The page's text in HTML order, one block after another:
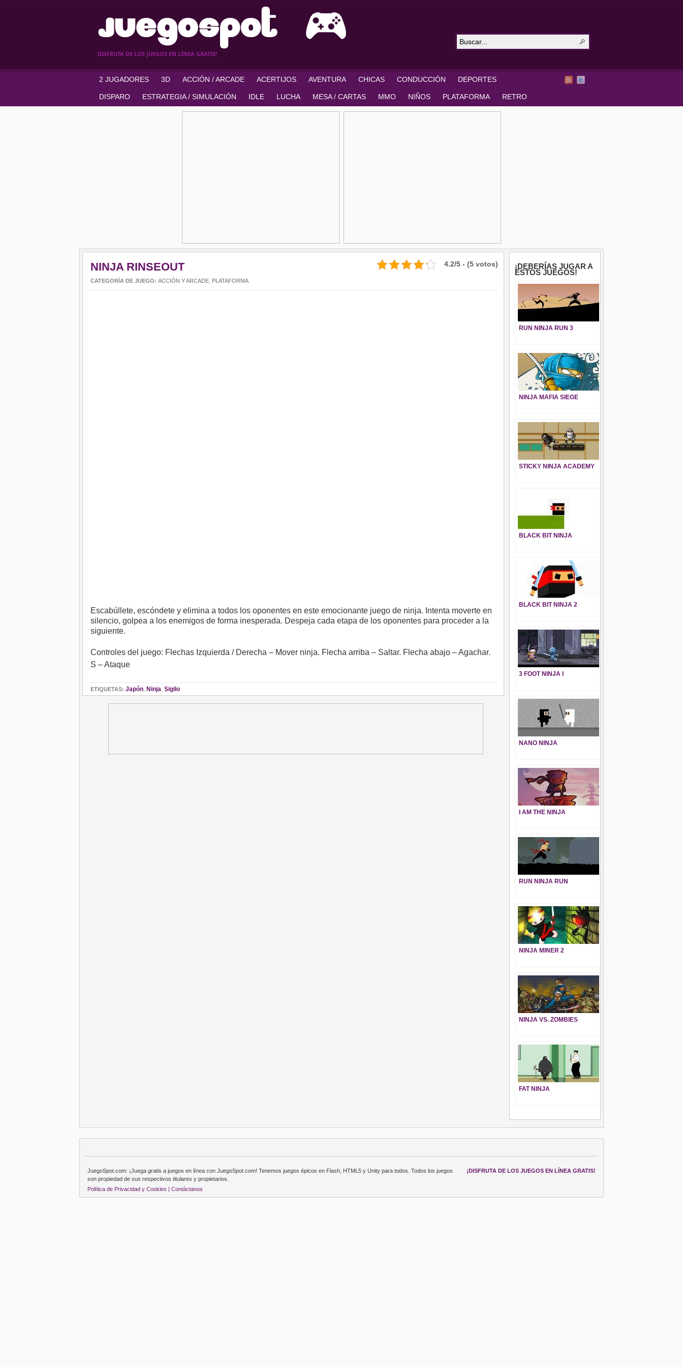
DISFRUTA DE LOS JUEGOS EN LÍNEA GRATIS!
2 JUGADORES 3D ACCIÓN / ARCADE ACERTIJOS AVENTURA CHICAS CONDUCCIÓN DEPORTES
DISPARO ESTRATEGIA / SIMULACIÓN IDLE LUCHA MESA / CARTAS MMO NIÑOS PLATAFORMA RETRO
4.2/5 - (5 votos)
NINJA RINSEOUT
CATEGORÍA DE JUEGO: ACCIÓN Y ARCADE PLATAFORMA
Escabúllete, escóndete y elimina a todos los oponentes en este emocionante juego de ninja. Intenta moverte en
silencio, golpea a los enemigos de forma inesperada. Despeja cada etapa de los oponentes para proceder a la
siguiente.
Controles del juego: Flechas Izquierda / Derecha – Mover ninja. Flecha arriba – Saltar. Flecha abajo – Agachar.
S – Ataque
ETIQUETAS: Japón, Ninja, Sigilo
¡DEBERÍAS JUGAR A
ESTOS JUEGOS!
RUN NINJA RUN 3
NINJA MAFIA SIEGE
STICKY NINJA ACADEMY
BLACK BIT NINJA
BLACK BIT NINJA 2
3 FOOT NINJA I
NANO NINJA
I AM THE NINJA
RUN NINJA RUN
NINJA MINER 2
NINJA VS. ZOMBIES
FAT NINJA
¡DISFRUTA DE LOS JUEGOS EN LÍNEA GRATIS!
JuegoSpot.com: ¡Juega gratis a juegos en línea con JuegoSpot.com! Tenemos juegos épicos en Flash, HTML5 y Unity para todos. Todos los juegos
son propiedad de sus respectivos titulares y propietarios.
Política de Privacidad y Cookies | Contáctanos